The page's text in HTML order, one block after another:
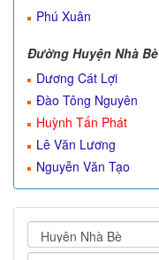
Phú Xuân
Đường Huyện Nhà Bè
Dương Cát Lợi
Đào Tông Nguyên
Huỳnh Tấn Phát
Lê Văn Lương
Nguyễn Văn Tạo